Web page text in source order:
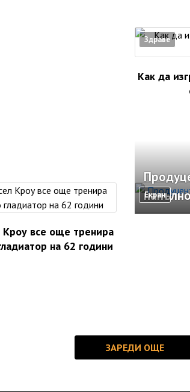
Здраве
Как да
Кроу все още тренира
на 62 години
Екран